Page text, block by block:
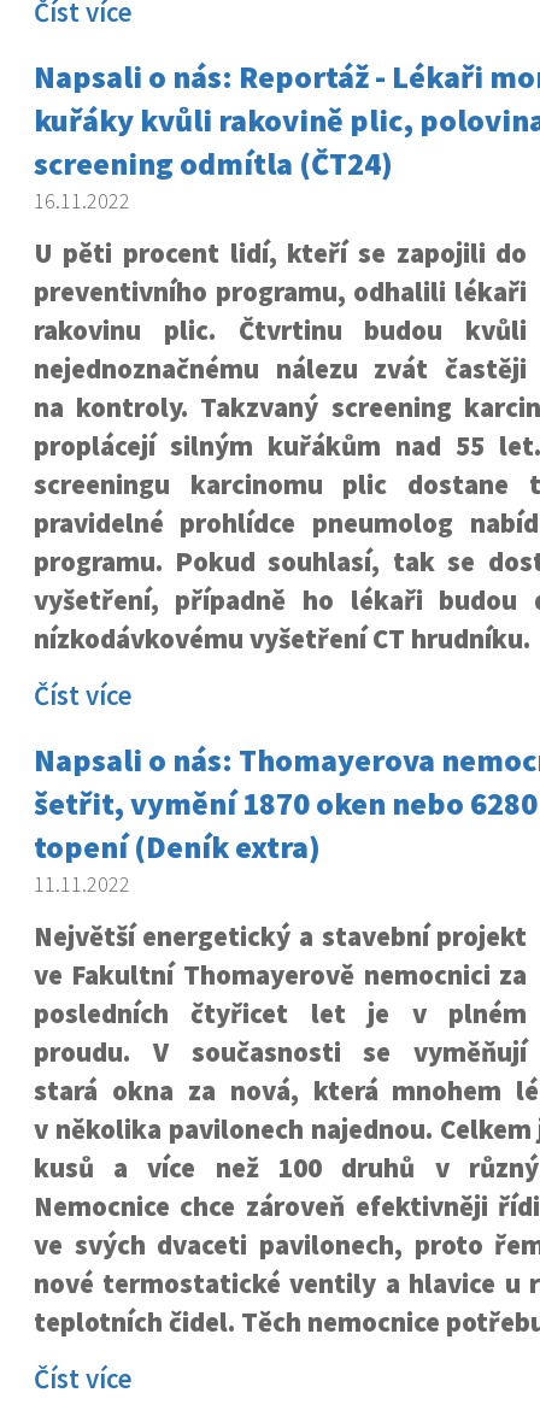
Číst více
Napsali o nás: Reportáž - Lékaři
kuřáky kvůli rakovině plic,
screening odmítla (ČT24)
16.11.2022
U pěti procent lidí, kteří se zapojili do
preventivního programu, odhalili lékaři
rakovinu plic. Čtvrtinu budou kvůli
nejednoznačnému nálezu zvát častěji
na kontroly. Takzvaný screening
proplácejí silným kuřákům nad 55
screeningu karcinomu plic
pravidelné prohlídce pneumolog
programu. Pokud souhlasí, tak se
vyšetření, případně ho lékaři budou
nízkodávkovému vyšetření CT hrudníku.
Číst více
Napsali o nás: Thomayerova
šetřit, vymění 1870 oken nebo
topení (Deník extra)
11.11.2022
Největší energetický a stavební projekt
ve Fakultní Thomayerově nemocnici za
posledních čtyřicet let je v plném
proudu. V současnosti se vyměňují
stará okna za nová, která mnohem
v několika pavilonech najednou. Celkem
kusů a více než 100 druhů v
Nemocnice chce zároveň efektivněji
ve svých dvaceti pavilonech, proto
nové termostatické ventily a hlavice u
teplotních čidel. Těch nemocnice
Číst více